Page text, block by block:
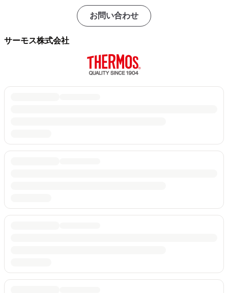
お問い合わせ
サーモス株式会社